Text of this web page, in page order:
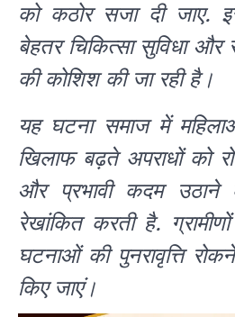
को कठोर सजा दी जाए.
बेहतर चिकित्सा सुविधा और
की कोशिश की जा रही है।
यह घटना समाज में
खिलाफ बढ़ते अपराधों को
और प्रभावी कदम
रेखांकित करती है.
घटनाओं की पुनरावृत्ति
किए जाएं।